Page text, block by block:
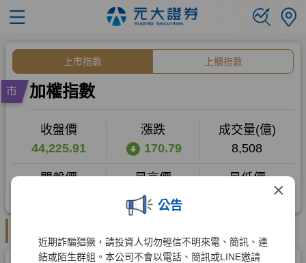
×
公告
近期詐騙猖獗，請投資人切勿輕信不明來電、簡訊、連
結或陌生群組。本公司不會以電話、簡訊或LINE邀請